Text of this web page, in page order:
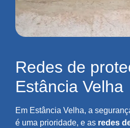
Redes de
Estância Velha
Em Estância Velha, a
é uma prioridade, e as redes